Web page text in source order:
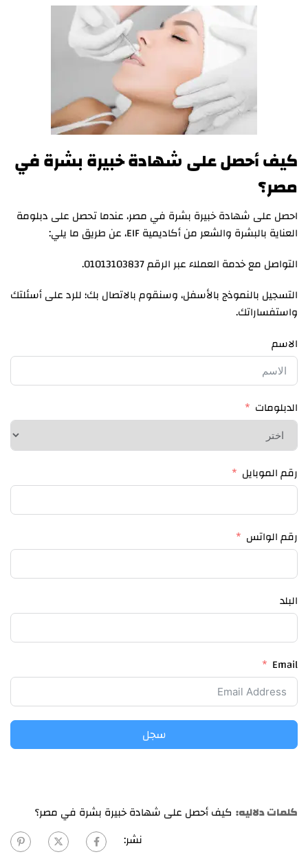
كيف أحصل على شهادة خبيرة بشرة في
مصر؟
احصل على شهادة خبيرة بشرة في مصر، عندما تحصل على دبلومة
العناية بالبشرة والشعر من أكاديمية EIF، عن طريق ما يلي:
التواصل مع خدمة العملاء عبر الرقم 01013103837.
التسجيل بالنموذج بالأسفل، وسنقوم بالاتصال بك؛ للرد على أسئلتك
واستفساراتك.
الاسم
الدبلومات
رقم الموبايل
رقم الواتس
البلد
Email
سجل
كلمات دلاليه: كيف أحصل على شهادة خبيرة بشرة في مصر؟
نشر: